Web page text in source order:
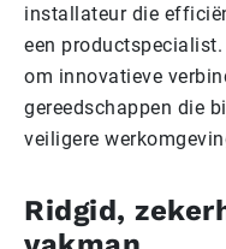
installateur die
een
om innovatieve
gereedschappen die
veiligere
Ridgid,